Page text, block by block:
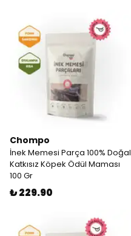
Chompo
İnek Memesi Parça 100% Doğal
Katkısız Köpek Ödül Maması
100 Gr
₺ 229.90